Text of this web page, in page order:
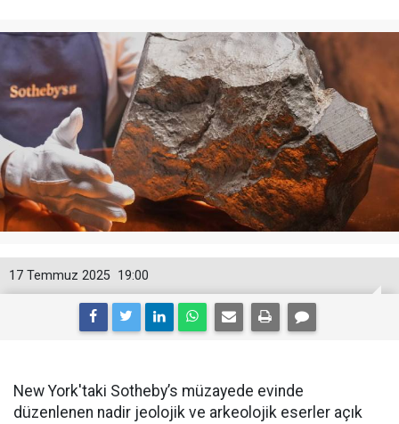
19:00
17 Temmuz 2025
New York'taki Sotheby’s müzayede evinde
düzenlenen nadir jeolojik ve arkeolojik eserler açık